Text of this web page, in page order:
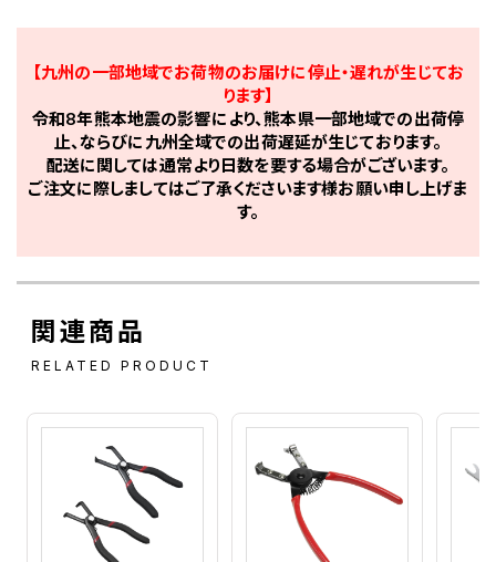
【九州の一部地域でお荷物のお届けに停止・遅れが生じてお
ります】
令和8年熊本地震の影響により、熊本県一部地域での出荷停
止、ならびに九州全域での出荷遅延が生じております。
配送に関しては通常より日数を要する場合がございます。
ご注文に際しましてはご了承くださいます様お願い申し上げま
す。
関連商品
RELATED PRODUCT